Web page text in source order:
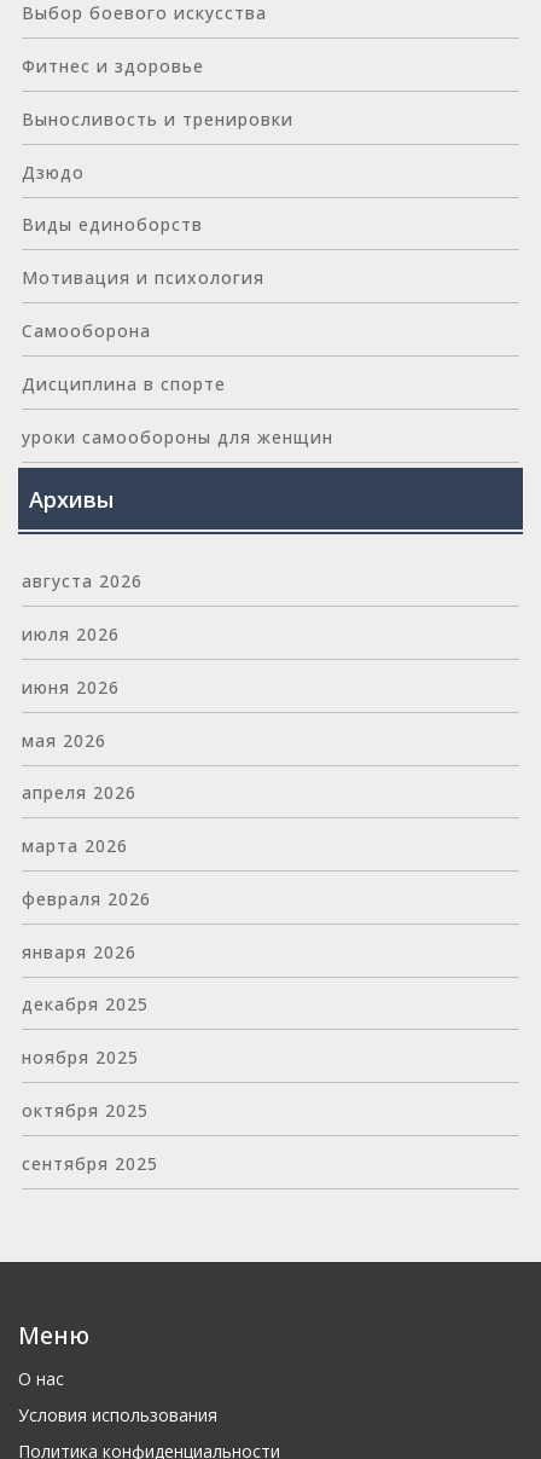
Выбор боевого искусства
Фитнес и здоровье
Выносливость и тренировки
Дзюдо
Виды единоборств
Мотивация и психология
Самооборона
Дисциплина в спорте
уроки самообороны для женщин
Архивы
августа 2026
июля 2026
июня 2026
мая 2026
апреля 2026
марта 2026
февраля 2026
января 2026
декабря 2025
ноября 2025
октября 2025
сентября 2025
Меню
О нас
Условия использования
Политика конфиденциальности